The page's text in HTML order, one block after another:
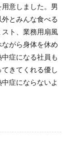
意しました。男
とみんな食べる
スト、業務用扇風
がら身体を休め
症になる社員も
きてくれる優し
症にならないよ